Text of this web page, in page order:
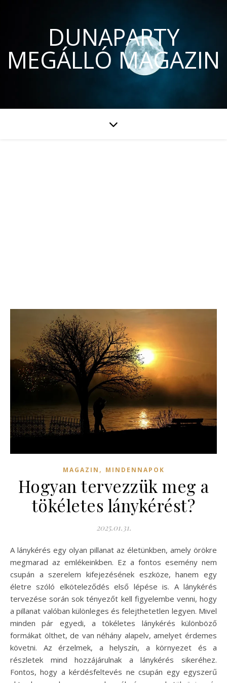
DUNAPARTY
MEGÁLLÓ MAGAZIN
MAGAZIN , MINDENNAPOK
Hogyan tervezzük meg a
tökéletes lánykérést?
2025.01.31.
A lánykérés egy olyan pillanat az életünkben, amely örökre
megmarad az emlékeinkben. Ez a fontos esemény nem
csupán a szerelem kifejezésének eszköze, hanem egy
életre szóló elköteleződés első lépése is. A lánykérés
tervezése során sok tényezőt kell figyelembe venni, hogy
a pillanat valóban különleges és felejthetetlen legyen. Mivel
minden pár egyedi, a tökéletes lánykérés különböző
formákat ölthet, de van néhány alapelv, amelyet érdemes
követni. Az érzelmek, a helyszín, a környezet és a
részletek mind hozzájárulnak a lánykérés sikeréhez.
Fontos, hogy a kérdésfeltevés ne csupán egy egyszerű